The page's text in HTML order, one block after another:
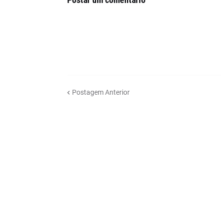
Postagem Anterior